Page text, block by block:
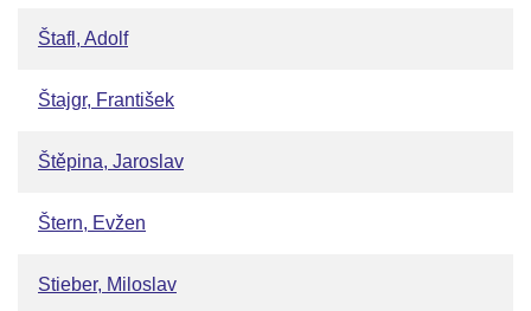
Štafl, Adolf
Štajgr, František
Štěpina, Jaroslav
Štern, Evžen
Stieber, Miloslav